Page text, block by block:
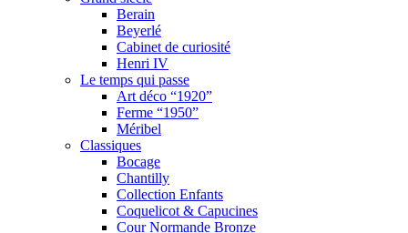
Berain
Beyerlé
Cabinet de curiosité
Henri IV
Le temps qui passe
Art déco “1920”
Ferme “1950”
Méribel
Classiques
Bocage
Chantilly
Collection Enfants
Coquelicot & Capucines
Cour Normande Bronze